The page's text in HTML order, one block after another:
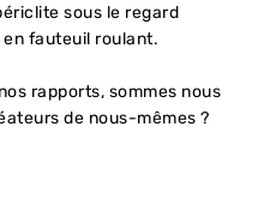
sous le regard
en fauteuil roulant.
rapports, sommes nous
de nous-mêmes ?